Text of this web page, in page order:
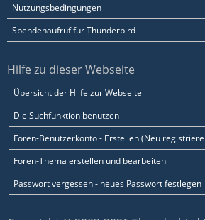
Nutzungsbedingungen
Spendenaufruf für Thunderbird
Hilfe zu dieser Webseite
Übersicht der Hilfe zur Webseite
Die Suchfunktion benutzen
Foren-Benutzerkonto - Erstellen (Neu
Foren-Thema erstellen und bearbeiten
Passwort vergessen - neues Passwort festlegen